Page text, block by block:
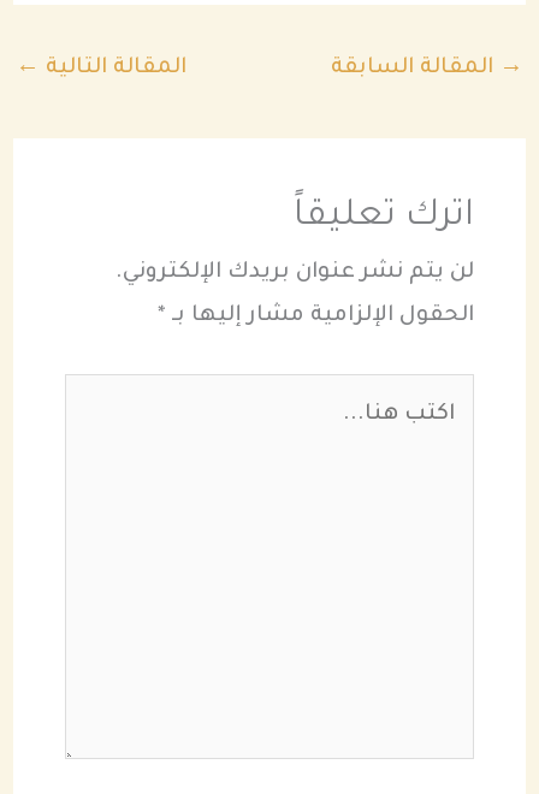
→ المقالة السابقة المقالة التالية ←
اترك تعليقاً
لن يتم نشر عنوان بريدك الإلكتروني.
الحقول الإلزامية مشار إليها بـ *